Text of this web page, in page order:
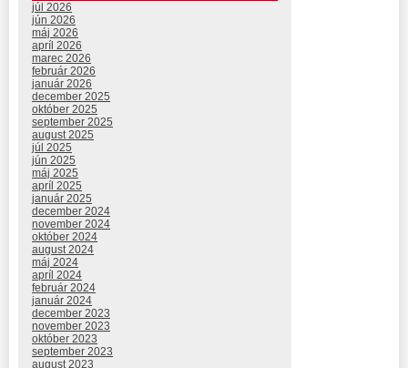
júl 2026
jún 2026
máj 2026
apríl 2026
marec 2026
február 2026
január 2026
december 2025
október 2025
september 2025
august 2025
júl 2025
jún 2025
máj 2025
apríl 2025
január 2025
december 2024
november 2024
október 2024
august 2024
máj 2024
apríl 2024
február 2024
január 2024
december 2023
november 2023
október 2023
september 2023
august 2023